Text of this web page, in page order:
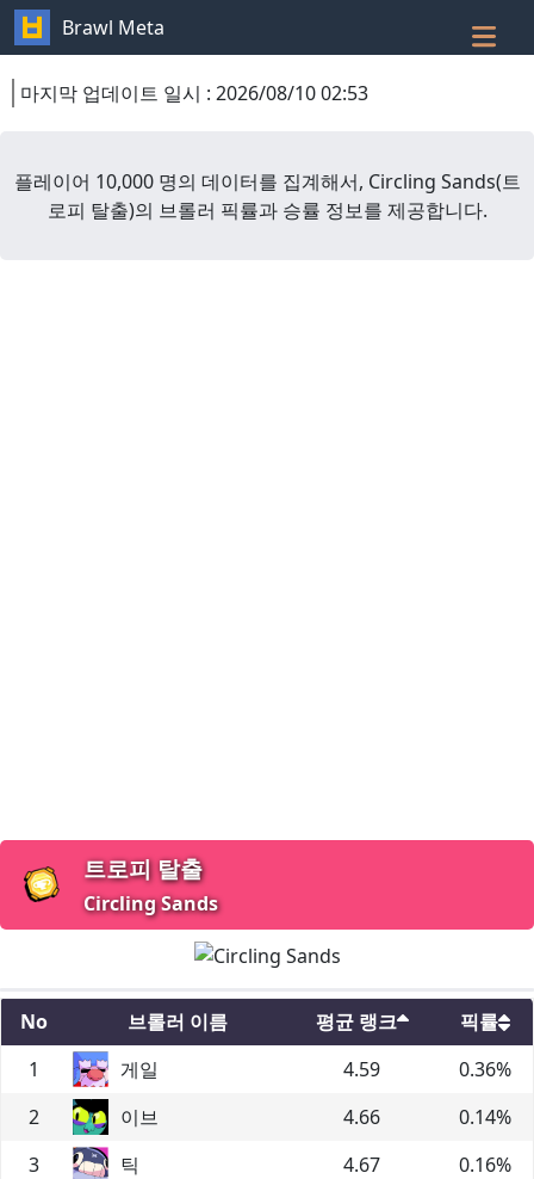
Brawl Meta
마지막 업데이트 일시 : 2026/08/10 02:53
플레이어 10,000 명의 데이터를 집계해서, Circling Sands(트
로피 탈출)의 브롤러 픽률과 승률 정보를 제공합니다.
트로피 탈출
Circling Sands
No 브롤러 이름 평균 랭크
픽률
1
게일 4.59 0.36%
2
이브 4.66 0.14%
3
틱 4.67 0.16%